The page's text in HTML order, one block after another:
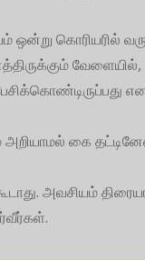
ஒன்று கொரியரில்
வேளையில்,
அறியாமல் கை
அவசியம்